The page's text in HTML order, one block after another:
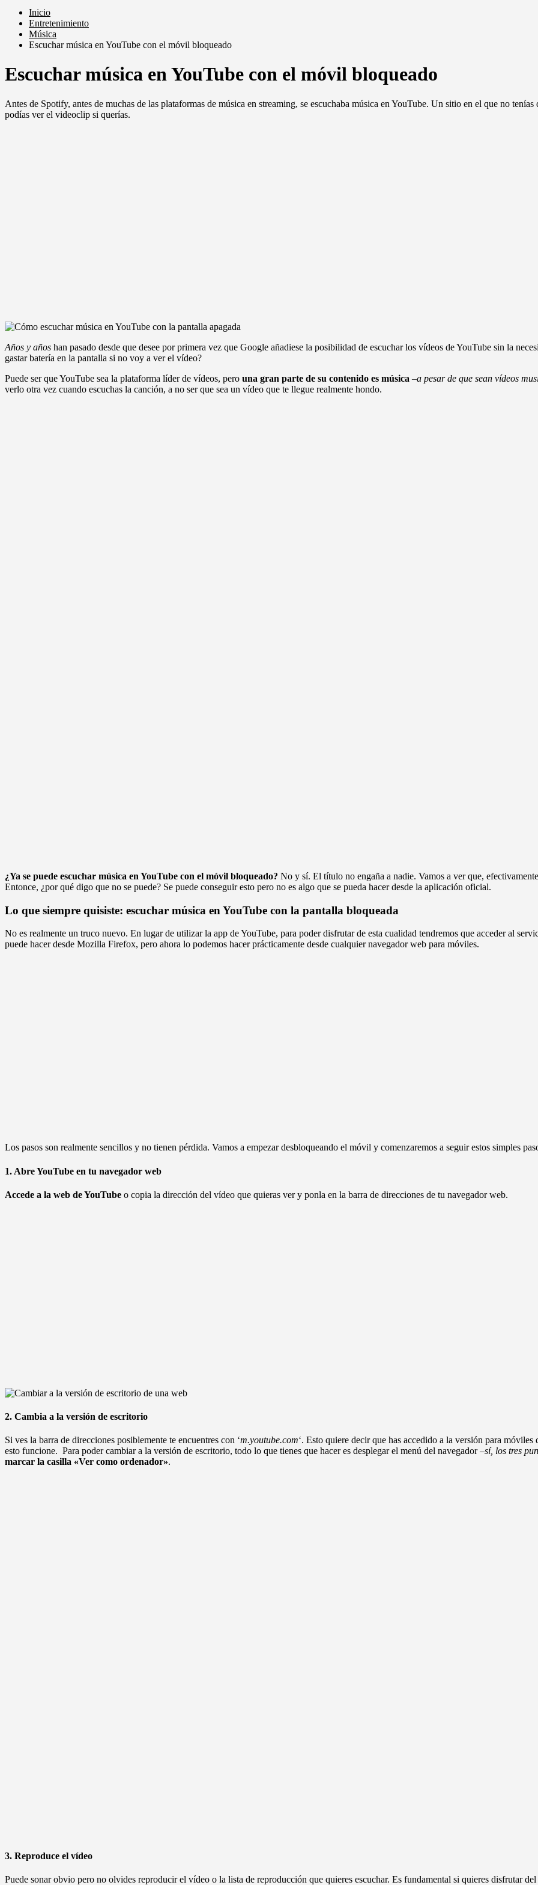
Inicio
Entretenimiento
Música
Escuchar música en YouTube con el móvil bloqueado
Escuchar música en YouTube con el móvil bloqueado
Antes de Spotify, antes de muchas de las plataformas de música en streaming, se escuchaba música en YouTube. Un sitio en el que no
podías ver el videoclip si querías.
Años y años han pasado desde que desee por primera vez que Google añadiese la posibilidad de escuchar los vídeos de YouTube sin la
gastar batería en la pantalla si no voy a ver el vídeo?
Puede ser que YouTube sea la plataforma líder de vídeos, pero una gran parte de su contenido es música –a pesar de que sean vídeos
verlo otra vez cuando escuchas la canción, a no ser que sea un vídeo que te llegue realmente hondo.
¿Ya se puede escuchar música en YouTube con el móvil bloqueado? No y sí. El título no engaña a nadie. Vamos a ver que,
Entonce, ¿por qué digo que no se puede? Se puede conseguir esto pero no es algo que se pueda hacer desde la aplicación oficial.
Lo que siempre quisiste: escuchar música en YouTube con la pantalla bloqueada
No es realmente un truco nuevo. En lugar de utilizar la app de YouTube, para poder disfrutar de esta cualidad tendremos que acceder al
puede hacer desde Mozilla Firefox, pero ahora lo podemos hacer prácticamente desde cualquier navegador web para móviles.
Los pasos son realmente sencillos y no tienen pérdida. Vamos a empezar desbloqueando el móvil y comenzaremos a seguir estos simples
1. Abre YouTube en tu navegador web
Accede a la web de YouTube o copia la dirección del vídeo que quieras ver y ponla en la barra de direcciones de tu navegador web.
2. Cambia a la versión de escritorio
Si ves la barra de direcciones posiblemente te encuentres con ‘m.youtube.com‘. Esto quiere decir que has accedido a la versión para
esto funcione. Para poder cambiar a la versión de escritorio, todo lo que tienes que hacer es desplegar el menú del navegador –sí, los tres
marcar la casilla «Ver como ordenador».
3. Reproduce el vídeo
Puede sonar obvio pero no olvides reproducir el vídeo o la lista de reproducción que quieres escuchar. Es fundamental si quieres disfrutar